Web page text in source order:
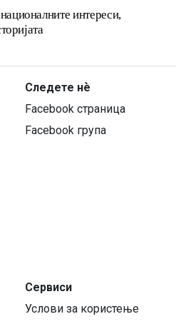
интереси,
Следете нѐ
Facebook страница
Facebook група
Сервиси
Услови за користење